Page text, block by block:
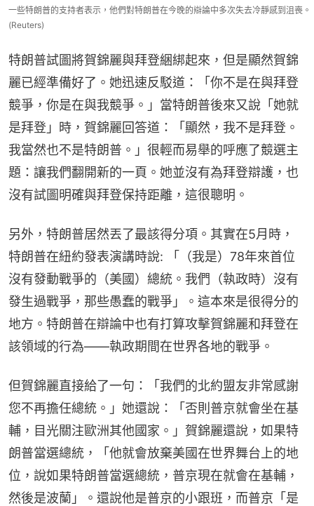
一些特朗普的支持者表示，他們對特朗普在今晚的辯論中多次失去冷靜感到沮喪。
(Reuters)
特朗普試圖將賀錦麗與拜登綑綁起來，但是顯然賀錦
麗已經準備好了。她迅速反駁道：「你不是在與拜登
競爭，你是在與我競爭。」當特朗普後來又說「她就
是拜登」時，賀錦麗回答道：「顯然，我不是拜登。
我當然也不是特朗普。」很輕而易舉的呼應了競選主
題：讓我們翻開新的一頁。她並沒有為拜登辯護，也
沒有試圖明確與拜登保持距離，這很聰明。
另外，特朗普居然丟了最該得分項。其實在5月時，
特朗普在紐約發表演講時說: 「（我是）78年來首位
沒有發動戰爭的（美國）總統。我們（執政時）沒有
發生過戰爭，那些愚蠢的戰爭」。這本來是很得分的
地方。特朗普在辯論中也有打算攻擊賀錦麗和拜登在
該領域的行為——執政期間在世界各地的戰爭。
但賀錦麗直接給了一句：「我們的北約盟友非常感謝
您不再擔任總統。」她還說：「否則普京就會坐在基
輔，目光關注歐洲其他國家。」賀錦麗還說，如果特
朗普當選總統，「他就會放棄美國在世界舞台上的地
位，說如果特朗普當選總統，普京現在就會在基輔，
然後是波蘭」。還說他是普京的小跟班，而普京「是